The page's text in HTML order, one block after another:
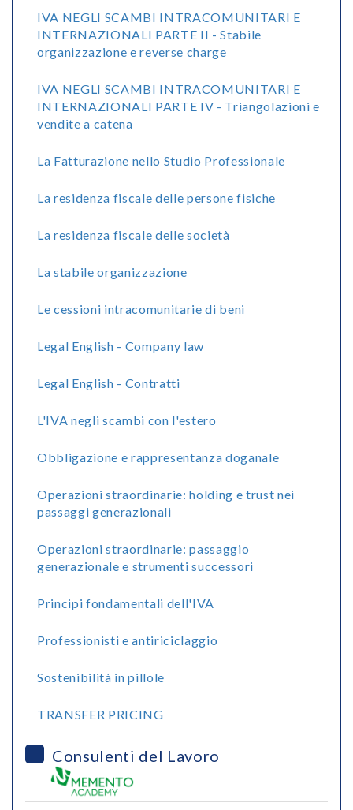
IVA NEGLI SCAMBI INTRACOMUNITARI E
INTERNAZIONALI PARTE II - Stabile
organizzazione e reverse charge
IVA NEGLI SCAMBI INTRACOMUNITARI E
INTERNAZIONALI PARTE IV - Triangolazioni e
vendite a catena
La Fatturazione nello Studio Professionale
La residenza fiscale delle persone fisiche
La residenza fiscale delle società
La stabile organizzazione
Le cessioni intracomunitarie di beni
Legal English - Company law
Legal English - Contratti
L'IVA negli scambi con l'estero
Obbligazione e rappresentanza doganale
Operazioni straordinarie: holding e trust nei
passaggi generazionali
Operazioni straordinarie: passaggio
generazionale e strumenti successori
Principi fondamentali dell'IVA
Professionisti e antiriciclaggio
Sostenibilità in pillole
TRANSFER PRICING
Consulenti del Lavoro